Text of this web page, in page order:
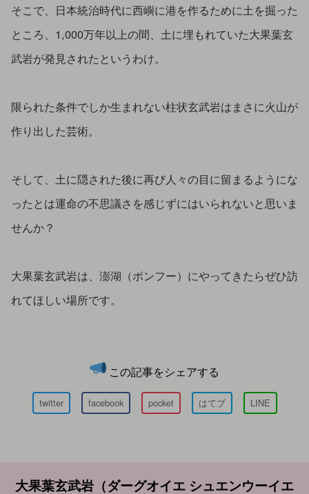
そこで、日本統治時代に西嶼に港を作るために土を掘った
ところ、1,000万年以上の間、土に埋もれていた大果葉玄
武岩が発見されたというわけ。
限られた条件でしか生まれない柱状玄武岩はまさに火山が
作り出した芸術。
そして、土に隠された後に再び人々の目に留まるようにな
ったとは運命の不思議さを感じずにはいられないと思いま
せんか？
大果葉玄武岩は、澎湖（ポンフー）にやってきたらぜひ訪
れてほしい場所です。
この記事をシェアする
twitter facebook pocket はてブ LINE
大果葉玄武岩（ダーグオイエ シュエンウーイエ